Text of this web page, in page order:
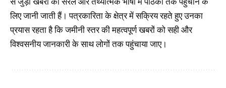
लिए जानी जाती हैं। पत्रकारिता के क्षेत्र में सक्रिय रहते हुए उनका
प्रयास रहता है कि जमीनी स्तर की महत्वपूर्ण खबरों को सही और
विश्वसनीय जानकारी के साथ लोगों तक पहुंचाया जाए।